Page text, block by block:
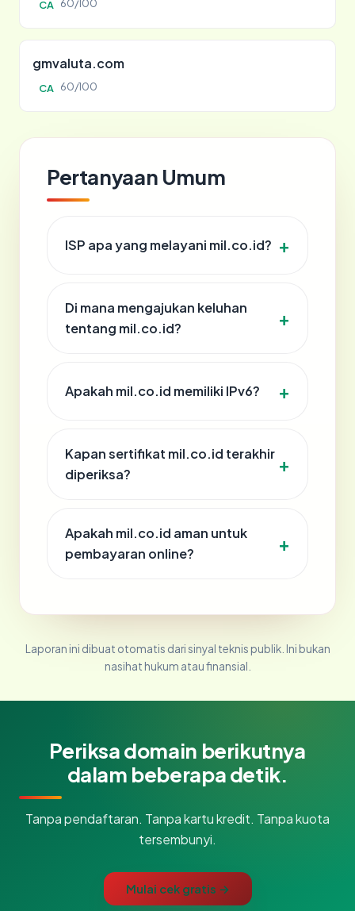
CA 60/100
gmvaluta.com
CA 60/100
Pertanyaan Umum
ISP apa yang melayani mil.co.id?
Di mana mengajukan keluhan
tentang mil.co.id?
Apakah mil.co.id memiliki IPv6?
Kapan sertifikat mil.co.id terakhir
diperiksa?
Apakah mil.co.id aman untuk
pembayaran online?
Laporan ini dibuat otomatis dari sinyal teknis publik. Ini bukan
nasihat hukum atau finansial.
Periksa domain berikutnya
dalam beberapa detik.
Tanpa pendaftaran. Tanpa kartu kredit. Tanpa kuota
tersembunyi.
Mulai cek gratis →